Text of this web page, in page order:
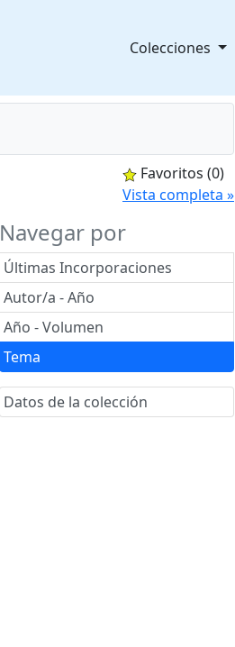
Colecciones
Favoritos (0)
Vista completa »
Navegar por
Últimas Incorporaciones
Autor/a - Año
Año - Volumen
Tema
Datos de la colección